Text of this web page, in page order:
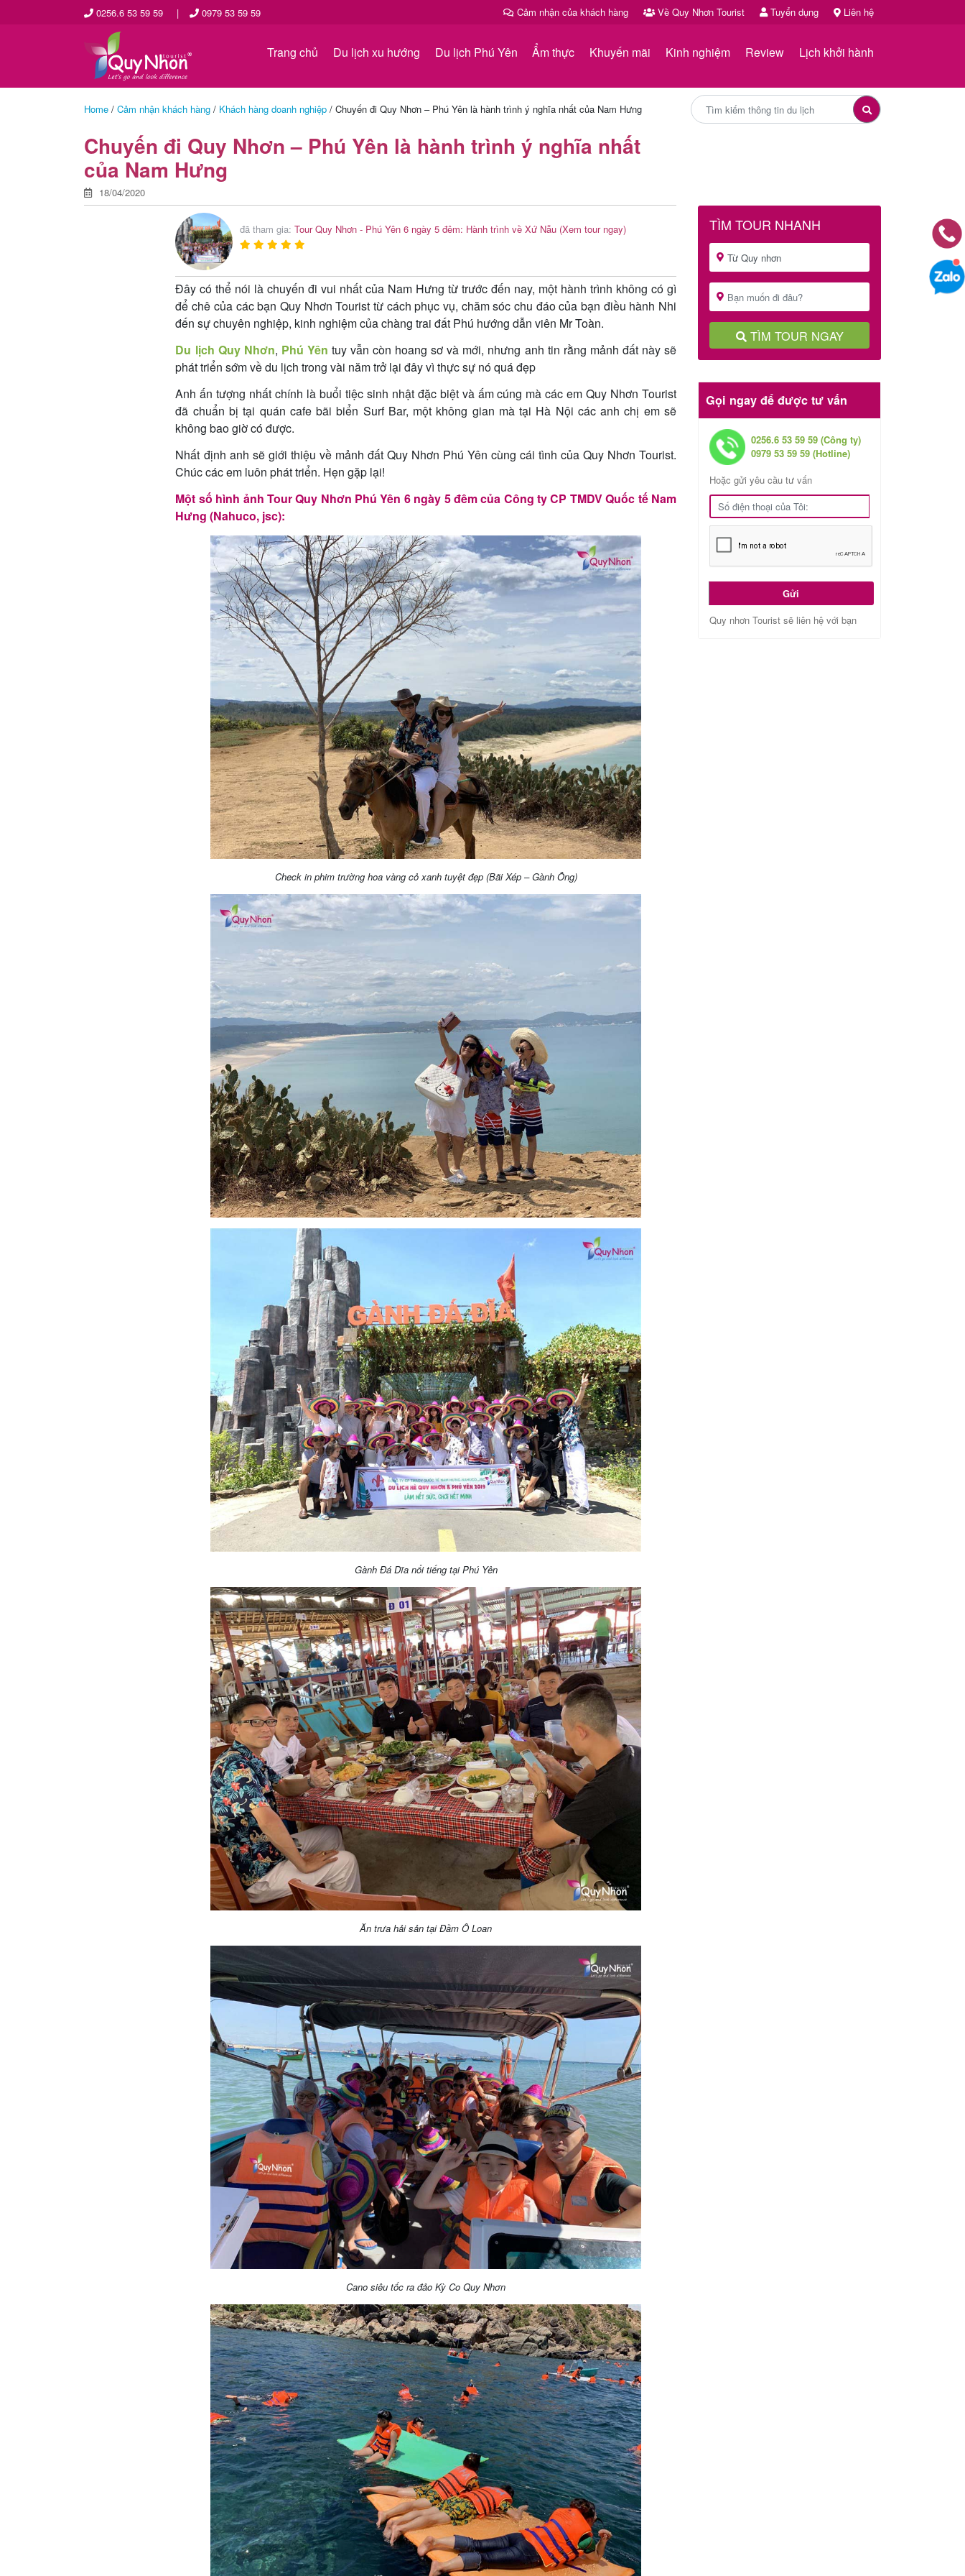
0256.6 53 59 59 | 0979 53 59 59 Cảm nhận của khách hàng Về Quy Nhơn Tourist Tuyển dụng Liên hệ
Trang chủ Du lịch xu hướng Du lịch Phú Yên Ẩm thực Khuyến mãi Kinh nghiệm Review Lịch khởi hành
Home / Cảm nhận khách hàng / Khách hàng doanh nghiệp / Chuyến đi Quy Nhơn – Phú Yên là hành trình ý nghĩa nhất của Nam Hưng
Chuyến đi Quy Nhơn – Phú Yên là hành trình ý nghĩa nhất
của Nam Hưng
18/04/2020
đã tham gia:Tour Quy Nhơn - Phú Yên 6 ngày 5 đêm: Hành trình về Xứ Nẫu (Xem tour ngay)
Đây có thể nói là chuyến đi vui nhất của Nam Hưng từ trước đến nay, một hành trình không có gì
để chê của các bạn Quy Nhơn Tourist từ cách phục vụ, chăm sóc chu đáo của bạn điều hành Nhi
đến sự chuyên nghiệp, kinh nghiệm của chàng trai đất Phú hướng dẫn viên Mr Toàn.
Du lịch Quy Nhơn, Phú Yên tuy vẫn còn hoang sơ và mới, nhưng anh tin rằng mảnh đất này sẽ
phát triển sớm về du lịch trong vài năm trở lại đây vì thực sự nó quá đẹp
Anh ấn tượng nhất chính là buổi tiệc sinh nhật đặc biệt và ấm cúng mà các em Quy Nhơn Tourist
đã chuẩn bị tại quán cafe bãi biển Surf Bar, một không gian mà tại Hà Nội các anh chị em sẽ
không bao giờ có được.
Nhất định anh sẽ giới thiệu về mảnh đất Quy Nhơn Phú Yên cùng cái tình của Quy Nhơn Tourist.
Chúc các em luôn phát triển. Hẹn gặp lại!
Một số hình ảnh Tour Quy Nhơn Phú Yên 6 ngày 5 đêm của Công ty CP TMDV Quốc tế Nam
Hưng (Nahuco, jsc):
Check in phim trường hoa vàng cỏ xanh tuyệt đẹp (Bãi Xép – Gành Ông)
Gành Đá Dĩa nổi tiếng tại Phú Yên
Ăn trưa hải sản tại Đầm Ô Loan
Cano siêu tốc ra đảo Kỳ Co Quy Nhơn
TÌM TOUR NHANH
TÌM TOUR NGAY
Gọi ngay để được tư vấn
0256.6 53 59 59 (Công ty)
0979 53 59 59 (Hotline)
Hoặc gửi yêu cầu tư vấn
Gửi
Quy nhơn Tourist sẽ liên hệ với bạn